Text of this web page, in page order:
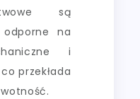
są
odporne na
i
przekłada